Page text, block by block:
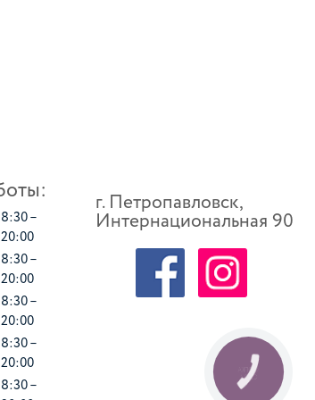
8:30 –
20:00
8:30 –
20:00
8:30 –
20:00
8:30 –
20:00
8:30 –
г. Петропавловск,
Интернациональная 90
КНОПКА
СВЯЗИ